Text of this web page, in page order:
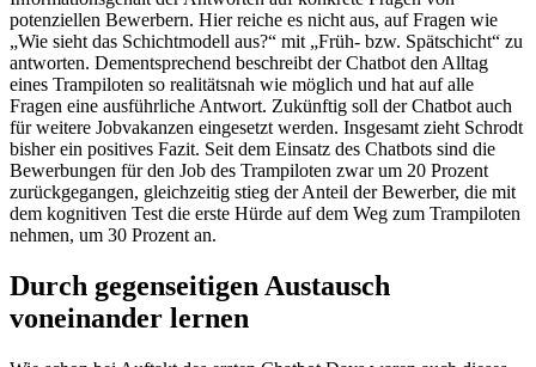
potenziellen Bewerbern. Hier reiche es nicht aus, auf Fragen wie
„Wie sieht das Schichtmodell aus?“ mit „Früh- bzw. Spätschicht“ zu
antworten. Dementsprechend beschreibt der Chatbot den Alltag
eines Trampiloten so realitätsnah wie möglich und hat auf alle
Fragen eine ausführliche Antwort. Zukünftig soll der Chatbot auch
für weitere Jobvakanzen eingesetzt werden. Insgesamt zieht Schrodt
bisher ein positives Fazit. Seit dem Einsatz des Chatbots sind die
Bewerbungen für den Job des Trampiloten zwar um 20 Prozent
zurückgegangen, gleichzeitig stieg der Anteil der Bewerber, die mit
dem kognitiven Test die erste Hürde auf dem Weg zum Trampiloten
nehmen, um 30 Prozent an.
Durch gegenseitigen Austausch
voneinander lernen